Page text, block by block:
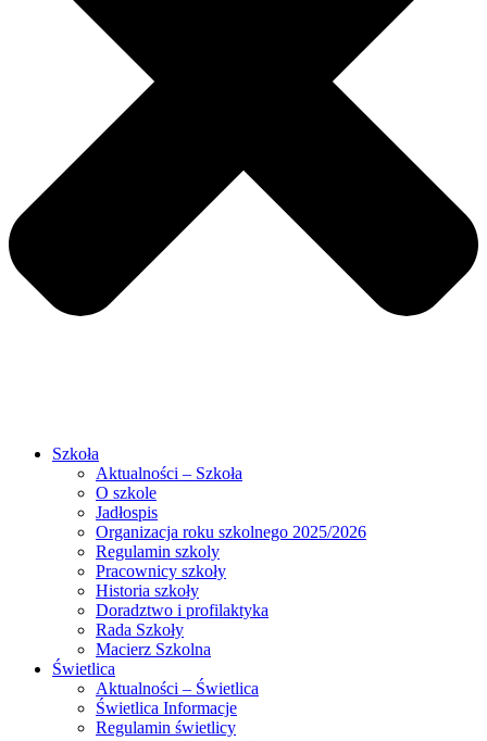
Szkoła
Aktualności – Szkoła
O szkole
Jadłospis
Organizacja roku szkolnego 2025/2026
Regulamin szkoly
Pracownicy szkoły
Historia szkoły
Doradztwo i profilaktyka
Rada Szkoły
Macierz Szkolna
Świetlica
Aktualności – Świetlica
Świetlica Informacje
Regulamin świetlicy